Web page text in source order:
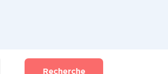
Recherche